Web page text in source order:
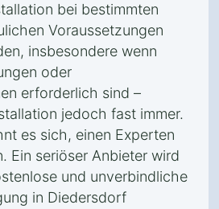
bei bestimmten
Voraussetzungen
insbesondere wenn
oder
erforderlich sind –
jedoch fast immer.
es sich, einen Experten
Ein seriöser Anbieter wird
und unverbindliche
in Diedersdorf